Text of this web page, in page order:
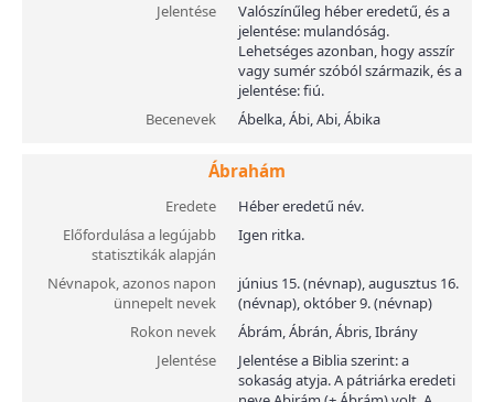
Jelentése
Valószínűleg héber eredetű, és a
jelentése: mulandóság.
Lehetséges azonban, hogy asszír
vagy sumér szóból származik, és a
jelentése: fiú.
Becenevek
Ábelka, Ábi, Abi, Ábika
Ábrahám
Eredete
Héber eredetű név.
Előfordulása a legújabb
statisztikák alapján
Igen ritka.
Névnapok, azonos napon
ünnepelt nevek
június 15. (névnap), augusztus 16.
(névnap), október 9. (névnap)
Rokon nevek
Ábrám, Ábrán, Ábris, Ibrány
Jelentése
Jelentése a Biblia szerint: a
sokaság atyja. A pátriárka eredeti